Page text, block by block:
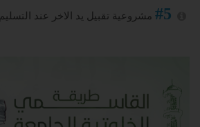
#5 مشروعية تقبيل يد الاخر عند التسليم